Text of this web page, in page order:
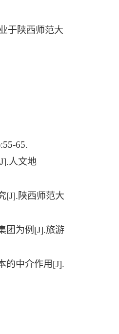
于陕西师范大
65.
人文地
[J].陕西师范大
团为例 [J].旅游
的中介作用[J].